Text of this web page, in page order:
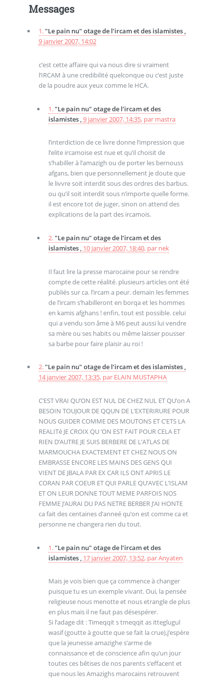
Messages
1. "Le pain nu" otage de l’ircam et des islamistes ,
9 janvier 2007, 14:02
c’est cette affaire qui va nous dire si vraiment
l’IRCAM à une credibilité quelconque ou c’est juste
de la poudre aux yeux comme le HCA.
1. "Le pain nu" otage de l’ircam et des
islamistes ,9 janvier 2007, 14:35, par mastra
l’interdiction de ce livre donne l’impression que
l’elite ircamoise est nue et qu’il choisit de
s’habiller à l’amazigh ou de porter les bernouss
afgans, bien que personnellement je doute que
le livvre soit interdit sous des ordres des barbus.
ou qu’il soit interdit sous n’importe quelle forme.
il est encore tot de juger, sinon on attend des
explications de la part des ircamois.
2. "Le pain nu" otage de l’ircam et des
islamistes , 10 janvier 2007, 18:40, par nek
Il faut lire la presse marocaine pour se rendre
compte de cette réalité. plusieurs articles ont été
publiés sur ca. l’ircam a peur. demain les femmes
de l’ircam s’habilleront en borqa et les hommes
en kamis afghans ! enfin, tout est possible. celui
qui a vendu son âme à M6 peut aussi lui vendre
sa mère ou ses habits ou même laisser pousser
sa barbe pour faire plaisir au roi !
2. "Le pain nu" otage de l’ircam et des islamistes ,
14 janvier 2007, 13:35, par ELAIN MUSTAPHA
C’EST VRAI QU’ON EST NUL DE CHEZ NUL ET QU’on A
BESOIN TOUJOUR DE QQUN DE L’EXTERIRURE POUR
NOUS GUIDER COMME DES MOUTONS ET C’ETS LA
REALITé JE CROIX QU ’ON EST FAIT POUR CELA ET
RIEN D’AUTRE JE SUIS BERBERE DE L’ATLAS DE
MARMOUCHA EXACTEMENT ET CHEZ NOUS ON
EMBRASSE ENCORE LES MAINS DES GENS QUI
VIENT DE JBALA PAR EX CAR ILS ONT APRIS LE
CORAN PAR COEUR ET QUI PARLE QU’AVEC L’ISLAM
ET ON LEUR DONNE TOUT MEME PARFOIS NOS
FEMME J’AURAI DU PAS NETRE BERBER J’AI HONTE
ca fait des centaines d’anneé qu’on est comme ca et
personne ne changera rien du tout.
1. "Le pain nu" otage de l’ircam et des
islamistes , 17 janvier 2007, 13:52, parAnyaten
Mais je vois bien que ça commence à changer
puisque tu es un exemple vivant. Oui, la pensée
religieuse nous menotte et nous etrangle de plus
en plus mais il ne faut pas désespérer.
Si l’adage dit : Timeqqit s tmeqqit as itteglugul
wasif (goutte à goutte que se fait la crue),j’espère
que la jeunesse amazighe s’arme de
connaissance et de conscience afin qu’un jour
toutes ces bêtises de nos parents s’effacent et
que nous les Amazighs marocains retrouvent